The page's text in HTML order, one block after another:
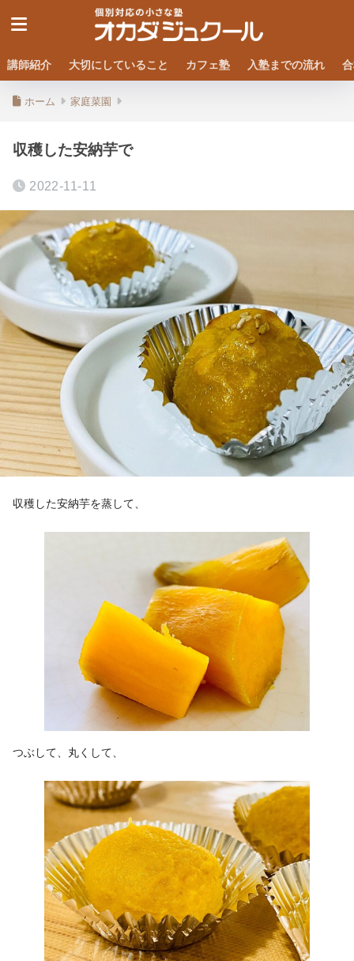
講師紹介 大切にしていること カフェ塾 入塾までの流れ
ホーム 家庭菜園
収穫した安納芋で
2022-11-11
収穫した安納芋を蒸して、
つぶして、丸くして、